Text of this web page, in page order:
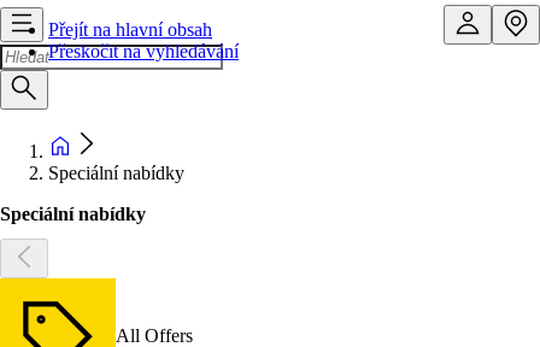
Přejít na hlavní obsah
Přeskočit na vyhledávání
Speciální nabídky
Speciální nabídky
All Offers